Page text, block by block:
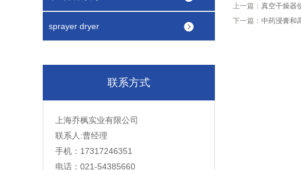
sprayer dryer
联系方式
上海乔枫实业有限公司
联系人:曹经理
手机：17317246351
电话：021-54385660
上一篇： 真空干燥器
下一篇： 中药浸膏和